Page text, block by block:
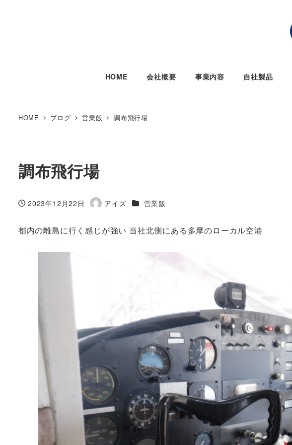
HOME 会社概要 事業内容 自社製品
HOME ブログ 営業飯 調布飛行場
調布飛行場
投稿日
2023年12月22日
著
アイズ カテゴリー
営業飯
都内の離島に行く感じが強い 当社北側にある多摩のローカル空港